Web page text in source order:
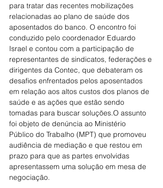
para tratar das recentes mobilizações
relacionadas ao plano de saúde dos
aposentados do banco. O encontro foi
conduzido pelo coordenador Eduardo
Israel e contou com a participação de
representantes de sindicatos, federações e
dirigentes da Contec, que debateram os
desafios enfrentados pelos aposentados
em relação aos altos custos dos planos de
saúde e as ações que estão sendo
tomadas para buscar soluções.O assunto
foi objeto de denúncia ao Ministério
Público do Trabalho (MPT) que promoveu
audiência de mediação e que restou em
prazo para que as partes envolvidas
apresentassem uma solução em mesa de
negociação.